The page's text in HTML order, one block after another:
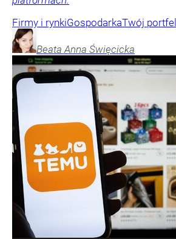
Firmy i rynkiGospodarkaTwój portfel
Beata Anna Święcicka